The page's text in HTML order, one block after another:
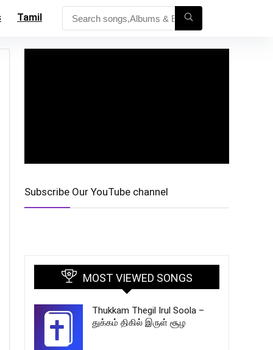
Tamil
Subscribe Our YouTube channel
MOST VIEWED SONGS
Thukkam Thegil Irul Soola –
துக்கம் திகில் இருள் சூழ